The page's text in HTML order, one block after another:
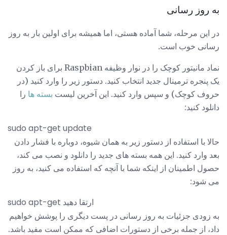
به روز رسانی
در این مرحله، شما آماده هستی، اما همیشه برای اولین بار به روز
رسانی خوب است.
نماد مانیتور کوچک را در نوار وظیفه Raspbian برای باز کردن
یک پنجره ترمینال جدید انتخاب کنید. دستور زیر را وارد کنید (در
حروف کوچک) و سپس وارد کنید. این آخرین لیست بسته ها را
دانلود کنید:
sudo apt-get update
حالا با استفاده از دستور زیر به همان شیوه، دوباره با فشار دادن
بعد وارد کنید. این همه بسته های جدید را دانلود و نصب می کند،
حصول اطمینان از اینکه شما با آنچه که استفاده می کنید، به روز
می شود:
sudo apt-get ارتقا دهید
به زودی جزئیات به روز رسانی در پست دیگری را پوشش خواهیم
داد، از جمله برخی از دستورات اضافی که ممکن است مفید باشد.